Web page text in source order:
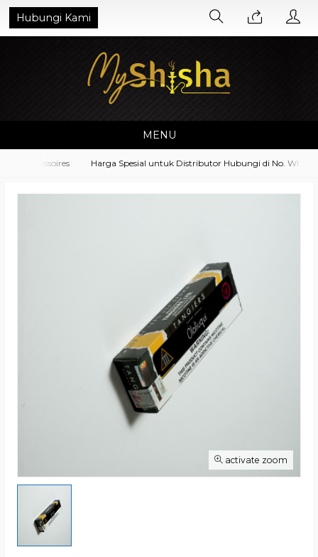
Hubungi Kami
MENU
Accessoires Harga Spesial untuk Distributor Hubungi di No.
activate zoom